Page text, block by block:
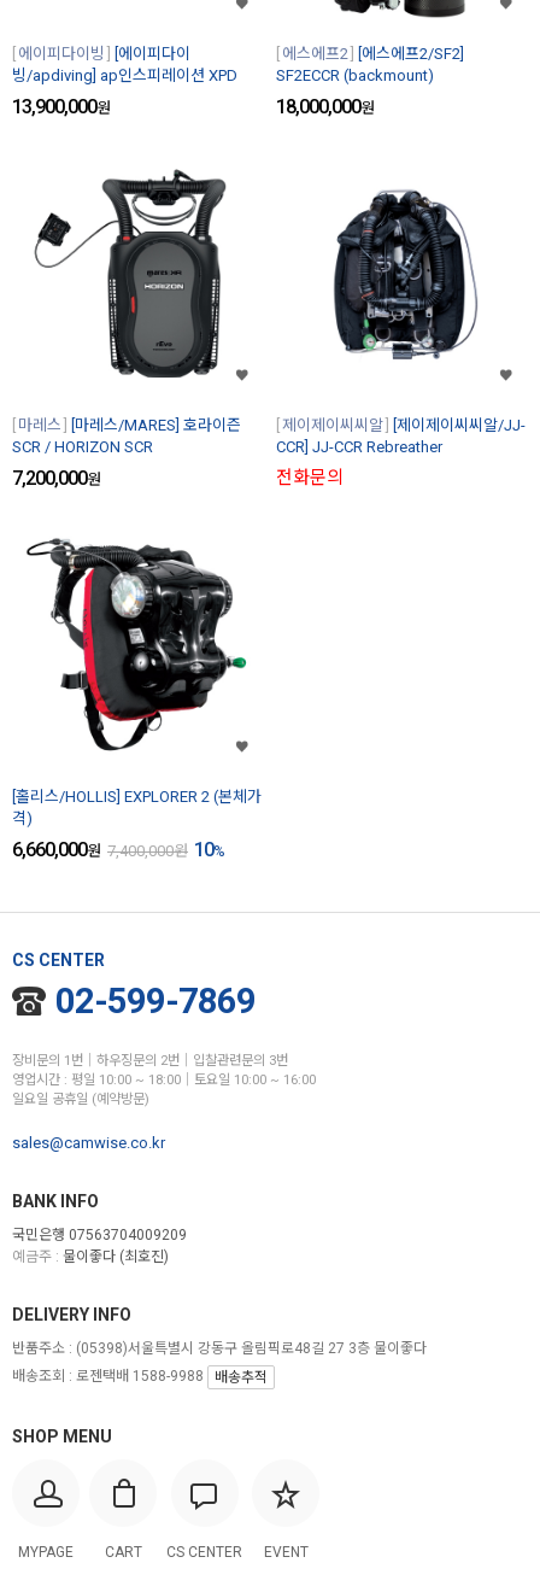
에이피다이빙
[에이피다이
빙/apdiving] ap인스피레이션 XPD
13,900,000원
에스에프2
[에스에프2/SF2]
SF2ECCR (backmount)
18,000,000원
마레스
[마레스/MARES] 호라이즌
SCR / HORIZON SCR
7,200,000원
제이제이씨씨알
[제이제이씨씨알/JJ-
CCR] JJ-CCR Rebreather
전화문의
[홀리스/HOLLIS] EXPLORER 2 (본체가
격)
6,660,000원 7,400,000원 10%
CS CENTER
02-599-7869
장비문의 1번│하우징문의 2번│입찰관련문의 3번
영업시간 : 평일 10:00 ~ 18:00│토요일 10:00 ~ 16:00
일요일 공휴일 (예약방문)
sales@camwise.co.kr
BANK INFO
국민은행 07563704009209
예금주 : 물이좋다 (최호진)
SHOP MENU
MYPAGE CART CS CENTER EVENT
DELIVERY INFO
반품주소 : (05398)서울특별시 강동구 올림픽로48길 27 3층 물이좋다
배송조회 : 로젠택배 1588-9988
배송추적